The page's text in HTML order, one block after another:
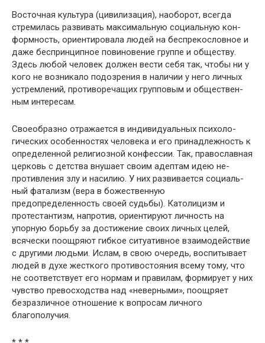
Восточная культура (цивилизация), наоборот, всегда
стремилась развивать максимальную социальную кон­
формность, ориентировала людей на беспрекословное и
даже беспринципное повиновение группе и обществу.
Здесь любой человек должен вести себя так, чтобы ни у
кого не возникало подозрения в наличии у него личных
устремлений, противоречащих групповым и обществен­
ным интересам.
Своеобразно отражается в индивидуальных психоло­
гических особенностях человека и его принадлежность к
определенной религиозной конфессии. Так, православ­ная
церковь с детства внушает своим адептам идею не­
противления злу и насилию. У них развивается социаль­
ный фатализм (вера в божественную
предопределенность своей судьбы). Католицизм и
протестантизм, напротив, ориентируют личность на
упорную борьбу за достиже­ние своих личных целей,
всячески поощряют гибкое си­туативное взаимодействие
с другими людьми. Ислам, в свою очередь, воспитывает
людей в духе жесткого про­тивостояния всему тому, что
не соответствует его нор­мам и правилам, формирует у них
чувство превосходст­ва над «неверными», поощряет
безразличное отношение к вопросам личного
благополучия.